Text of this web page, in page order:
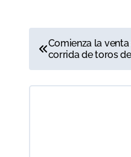
N
a
v
Comienza la
corrida de toros